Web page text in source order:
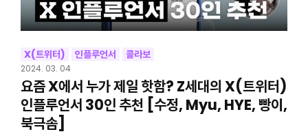
X(트위터) 인플루언서 콜라보
2024. 03. 04
요즘 X에서 누가 제일 핫함? Z세대의 X(트위터)
인플루언서 30인 추천 [수정, Myu, HYE, 빵이,
북극솜]